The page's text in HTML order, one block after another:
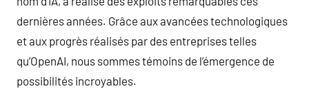
dernières années. Grâce aux avancées technologiques
et aux progrès réalisés par des entreprises telles
qu’OpenAI, nous sommes témoins de l’émergence de
possibilités incroyables.